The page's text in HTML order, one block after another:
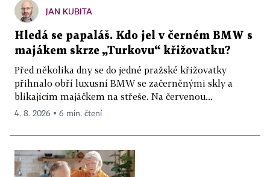
JAN KUBITA
Hledá se papaláš. Kdo jel v černém BMW s
majákem skrze „Turkovu“ křižovatku?
Před několika dny se do jedné pražské křižovatky
přihnalo obří luxusní BMW se začerněnými skly a
blikajícím majáčkem na střeše. Na červenou...
4. 8. 2026 ▪ 6 min. čtení